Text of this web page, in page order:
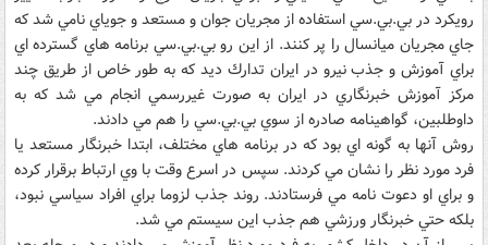
رويكرد در بي.بي.سي استفاده از مجريان جوان و مستعد و جوياي نامي شد كه
جاي مجريان ميانسال را پر كنند. از اين رو بي.بي.سي برنامه هاي گسترده اي
براي آموزش و جذب نيرو در ايران تدارك ديد كه به طور خاص از طريق چند
مركز آموزش خبرنگاري در ايران به صورت غيررسمي انجام مي شد كه به
داوطلبين، گواهينامه صادره از سوي بي.بي.سي را هم مي دادند.
روش آنها به گونه اي بود كه در برنامه هاي مختلف، ابتدا خبرنگار مستعد يا
فرد مورد نظر را نشان مي كردند. سپس در اسرع وقت با وي ارتباط برقرار كرده
و براي او دعوت نامه مي فرستادند. روند جذب لزوما براي افراد سياسي نبود،
بلكه حتي خبرنگار ورزشي هم جذب اين سيستم مي شد.